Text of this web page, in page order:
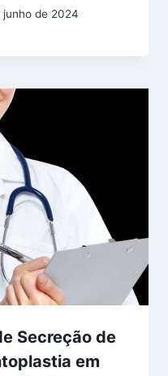
junho de 2024
Secreção de
em